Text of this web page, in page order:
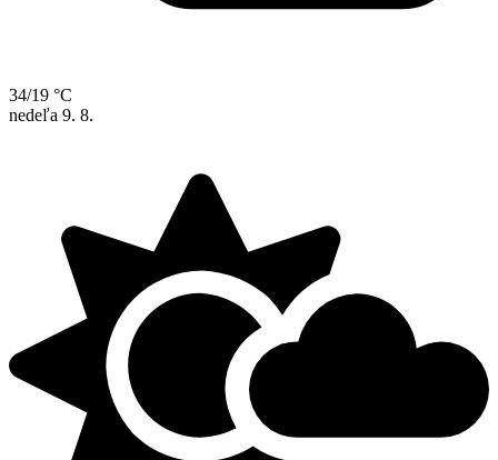
34/19 °C
nedeľa 9. 8.